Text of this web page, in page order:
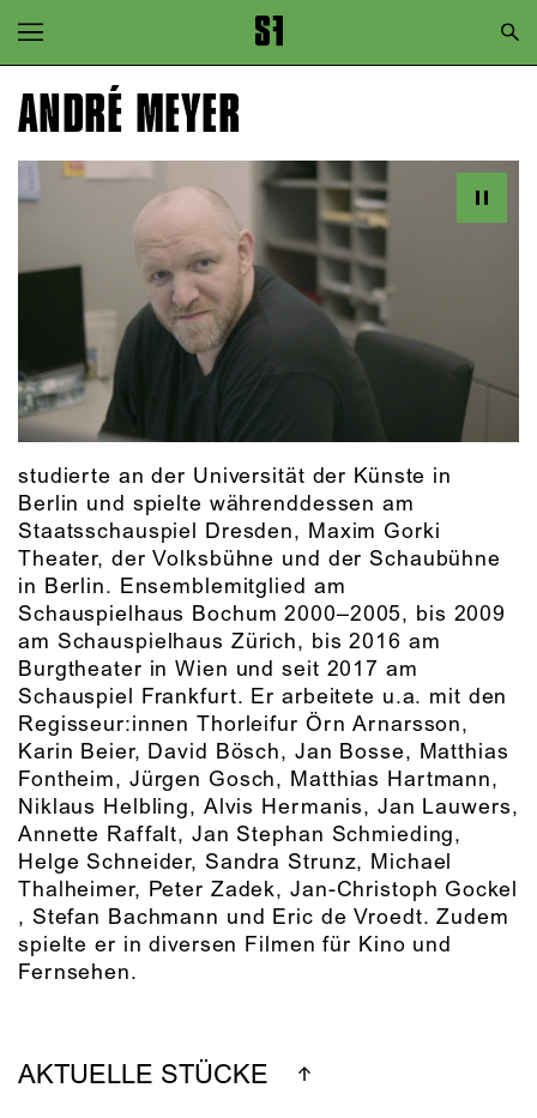
Zur Hauptnavigation springen
Zum Hauptinhalt springen
ANDRÉ MEYER
studierte an der Universität der Künste in
Berlin und spielte währenddessen am
Staatsschauspiel Dresden, Maxim Gorki
Theater, der Volksbühne und der Schaubühne
in Berlin. Ensemblemitglied am
Schauspielhaus Bochum 2000–2005, bis 2009
am Schauspielhaus Zürich, bis 2016 am
Burgtheater in Wien und seit 2017 am
Schauspiel Frankfurt. Er arbeitete u.a. mit den
Regisseur:innen Thorleifur Örn Arnarsson,
Karin Beier, David Bösch, Jan Bosse, Matthias
Fontheim, Jürgen Gosch, Matthias Hartmann,
Niklaus Helbling, Alvis Hermanis, Jan Lauwers,
Annette Raffalt, Jan Stephan Schmieding,
Helge Schneider, Sandra Strunz, Michael
Thalheimer, Peter Zadek, Jan-Christoph Gockel
, Stefan Bachmann und Eric de Vroedt. Zudem
spielte er in diversen Filmen für Kino und
Fernsehen.
AKTUELLE STÜCKE